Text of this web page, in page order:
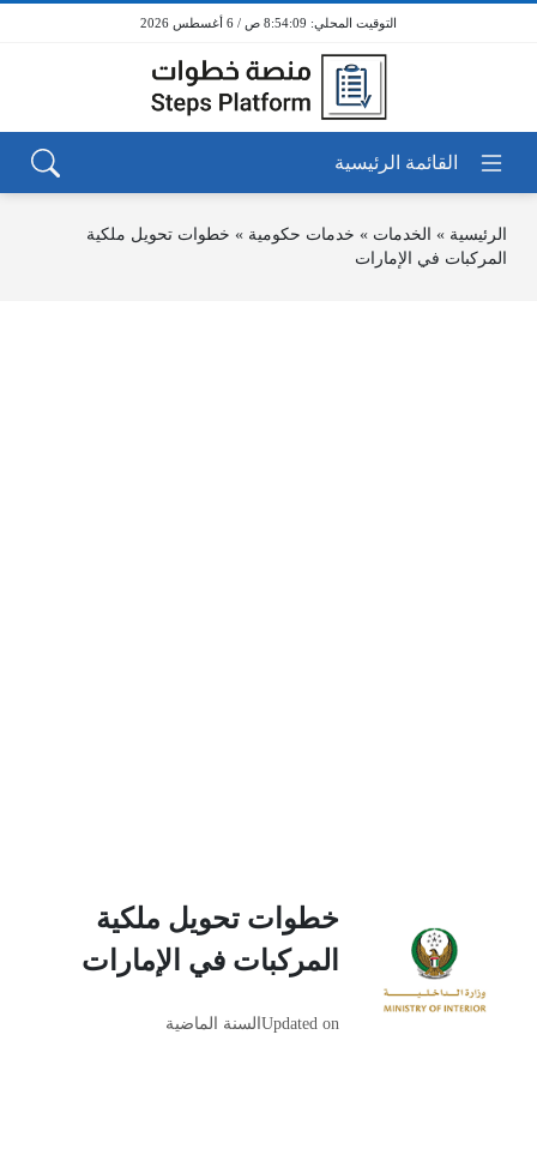
8:54:10 ص / 6 أغسطس 2026
الرئيسية » الخدمات » خدمات حكومية » خطوات تحويل ملكية
المركبات في الإمارات
خطوات تحويل ملكية
المركبات في الإمارات
Updated onالسنة الماضية